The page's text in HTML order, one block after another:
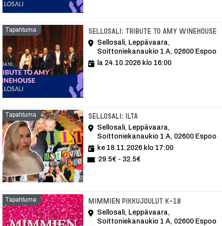
Tapahtuma Sellosali: Tribute to Amy Winehouse
Sellosali, Leppävaara,
Soittoniekanaukio 1 A, 02600 Espoo
la 24.10.2026 klo 16:00
Tapahtuma Sellosali: IltaTapahtuma
Sellosali, Leppävaara,
Soittoniekanaukio 1 A, 02600 Espoo
ke 18.11.2026 klo 17:00
29.5€ - 32.5€
Tapahtuma Mimmien pikkujoulut K-18Tapahtuma
Sellosali, Leppävaara,
Soittoniekanaukio 1 A, 02600 Espoo